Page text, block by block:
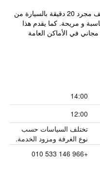
يبعد فندق وأجنحة سويس سبيريت طريف مجرد 20 دقيقة بالسيارة من
و مريحة. كما يقدم هذا
في الأماكن العامة
14:00
12:00
تختلف السياسات حسب
نوع الغرفة ومزود الخدمة.
+966 146 533 010